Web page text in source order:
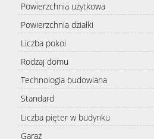
Powierzchnia użytkowa
Powierzchnia działki
Liczba pokoi
Rodzaj domu
Technologia budowlana
Standard
Liczba pięter w budynku
Garaż